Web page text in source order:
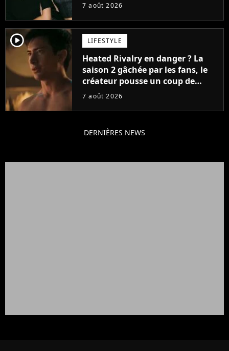
7 août 2026
player2 LIFESTYLE
Heated Rivalry en danger ? La
saison 2 gâchée par les fans, le
créateur pousse un coup de
gueule
7 août 2026
DERNIÈRES NEWS